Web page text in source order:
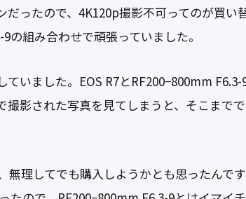
だったので、4K120p撮影不可ってのが買
の組み合わせで頑張っていました。
いました。EOS R7とRF200−800mm F6.3-9
撮影された写真を見てしまうと、そこまで
理してでも購入しようかとも思ったんです